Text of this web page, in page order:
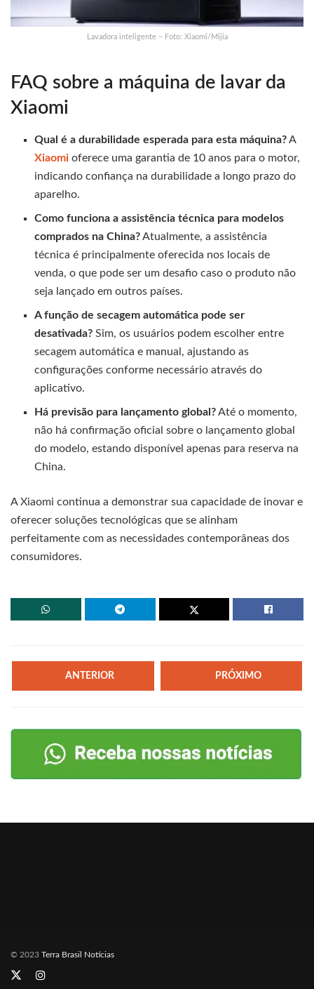
Lavadora inteligente – Foto: Xiaomi/Mijia
FAQ sobre a máquina de lavar da
Xiaomi
Qual é a durabilidade esperada para esta máquina?A
Xiaomioferece uma garantia de 10 anos para o motor,
indicando confiança na durabilidade a longo prazo do
aparelho.
Como funciona a assistência técnica para modelos
comprados na China?Atualmente, a assistência
técnica é principalmente oferecida nos locais de
venda, o que pode ser um desafio caso o produto não
seja lançado em outros países.
A função de secagem automática pode ser
desativada? Sim, os usuários podem escolher entre
secagem automática e manual, ajustando as
configurações conforme necessário através do
aplicativo.
Há previsão para lançamento global?Até o momento,
não há confirmação oficial sobre o lançamento global
do modelo, estando disponível apenas para reserva na
China.
A Xiaomi continua a demonstrar sua capacidade de inovar e
oferecer soluções tecnológicas que se alinham
perfeitamente com as necessidades contemporâneas dos
consumidores.
ANTERIOR PRÓXIMO
© 2023 Terra Brasil Notícias